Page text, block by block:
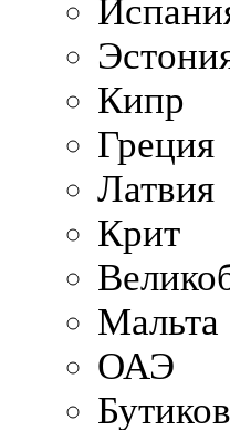
Кипр
Греция
Латвия
Крит
Мальта
ОАЭ